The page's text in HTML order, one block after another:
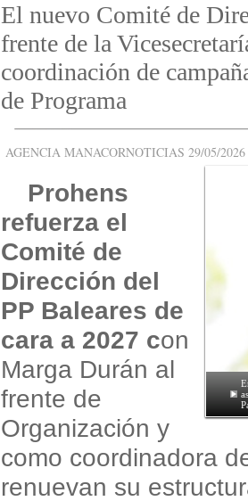
El nuevo Comité de
frente de la
coordinación de
de Programa
AGENCIA MANACORNOTICIAS 29/05/
Prohens
refuerza el
Comité de
Dirección del
PP Baleares de
cara a 2027 con
Marga Durán al
frente de
Organización y
como coordinadora
renuevan su